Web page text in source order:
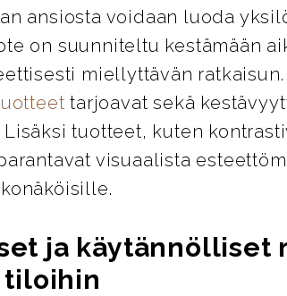
ansiosta voidaan luoda
on suunniteltu kestämään
miellyttävän ratkaisun.
tarjoavat sekä
tuotteet, kuten
visuaalista
ja käytännölliset